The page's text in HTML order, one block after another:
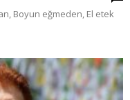
Boyun eğmeden, El etek